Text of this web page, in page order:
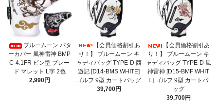
ブルームーン パタ
ーカバー 風神雷神 BMP
C-4.1FR ピン型 ブレー
ド マレット L字 2色
2,990円
【会員価格割引あ
り！】 ブルームーン キ
ャディバッグ TYPE-D 西
遊記 [D14-BMS WHITE]
ゴルフ 9型 カートバッグ
39,700円
【会員価格割引あ
り！】 ブルームーン キ
ャディバッグ TYPE-D 風
神雷神 [D15-BMF WHIT
E] ゴルフ 9型 カートバ
ッグ
39,700円